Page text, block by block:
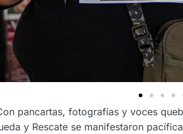
pancartas, fotografías y voces
y Rescate se manifestaron